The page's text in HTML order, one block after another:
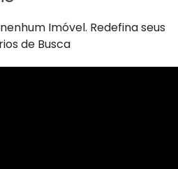
Imóvel. Redefina seus
de Busca